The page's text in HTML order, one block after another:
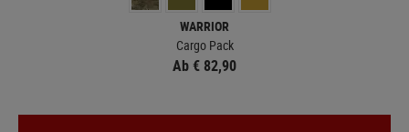
WARRIOR
Cargo Pack
Ab € 82,90